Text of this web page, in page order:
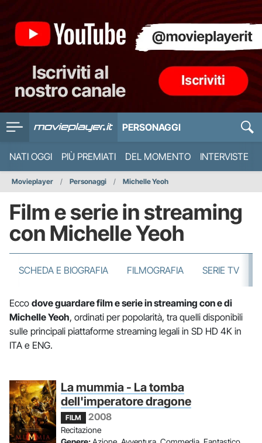
PERSONAGGI
NATI OGGI PIÙ PREMIATI DEL MOMENTO INTERVISTE
Movieplayer Personaggi Michelle Yeoh
Film e serie in streaming
con Michelle Yeoh
SCHEDA E BIOGRAFIA FILMOGRAFIA SERIE TV
Ecco dove guardare film e serie in streaming con e di
Michelle Yeoh, ordinati per popolarità, tra quelli disponibili
sulle principali piattaforme streaming legali in SD HD 4K in
ITA e ENG.
La mummia - La tomba
dell'imperatore dragone
FILM 2008
Recitazione